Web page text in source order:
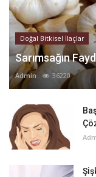
Doğal Bitkisel İlaçlar
Sarımsağın
Admin 36220